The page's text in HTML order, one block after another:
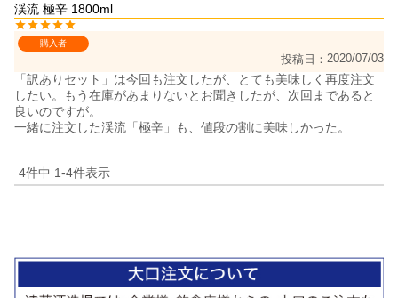
渓流 極辛 1800ml
購入者
投稿日 2020/07/03
「訳ありセット」は今回も注文したが、とても美味しく再度注文
したい。もう在庫があまりないとお聞きしたが、次回まであると
良いのですが。
4件中 1-4件表示